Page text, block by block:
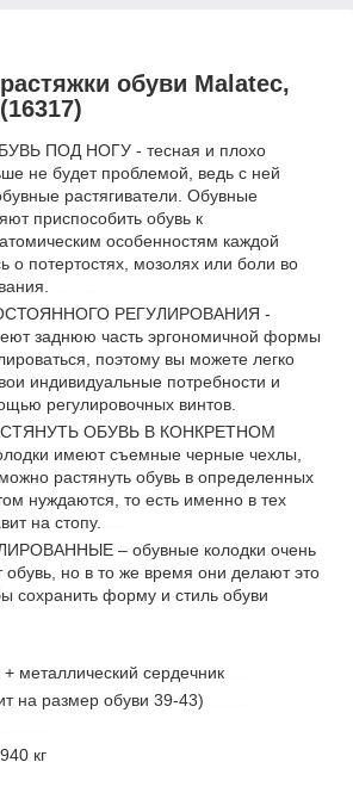
обуви Malatec,
ПОД НОГУ - тесная и плохо
не будет проблемой, ведь с ней
растягиватели. Обувные
приспособить обувь к
особенностям каждой
о потертостях, мозолях или боли во
РЕГУЛИРОВАНИЯ -
заднюю часть эргономичной формы
поэтому вы можете легко
индивидуальные потребности и
регулировочных винтов.
ОБУВЬ В КОНКРЕТНОМ
имеют съемные черные чехлы,
растянуть обувь в определенных
нуждаются, то есть именно в тех
на стопу.
– обувные колодки очень
обувь, но в то же время они делают это
сохранить форму и стиль обуви
металлический сердечник
на размер обуви 39-43)
кг